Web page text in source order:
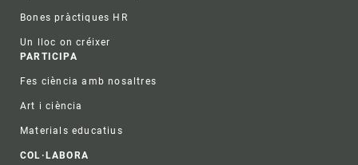
Bones pràctiques HR
Un lloc on créixer
PARTICIPA
Fes ciència amb nosaltres
Art i ciència
Materials educatius
COL·LABORA